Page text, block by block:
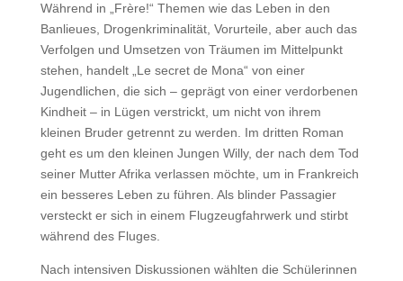
Während in „Frère!“ Themen wie das Leben in den
Banlieues, Drogenkriminalität, Vorurteile, aber auch das
Verfolgen und Umsetzen von Träumen im Mittelpunkt
stehen, handelt „Le secret de Mona“ von einer
Jugendlichen, die sich – geprägt von einer verdorbenen
Kindheit – in Lügen verstrickt, um nicht von ihrem
kleinen Bruder getrennt zu werden. Im dritten Roman
geht es um den kleinen Jungen Willy, der nach dem Tod
seiner Mutter Afrika verlassen möchte, um in Frankreich
ein besseres Leben zu führen. Als blinder Passagier
versteckt er sich in einem Flugzeugfahrwerk und stirbt
während des Fluges.
Nach intensiven Diskussionen wählten die Schülerinnen